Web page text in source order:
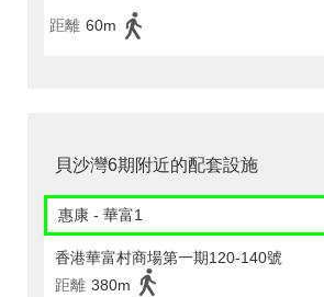
距離 60m
貝沙灣6期附近的配套設施
惠康 - 華富1
香港華富村商場第一期120-140號
距離 380m